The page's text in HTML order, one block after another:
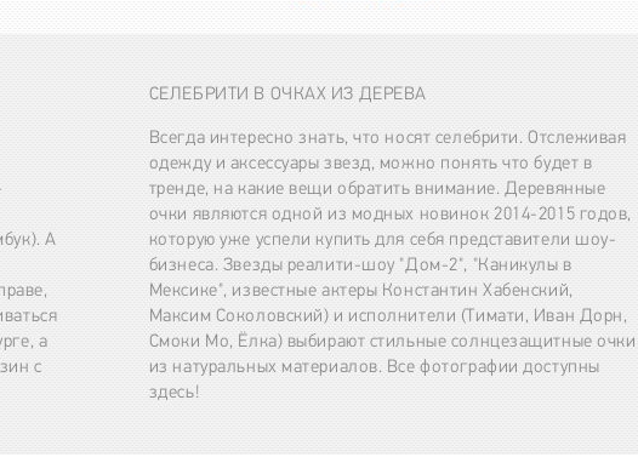
А
а
с
СЕЛЕБРИТИ В ОЧКАХ ИЗ ДЕРЕВА
Всегда интересно знать, что носят селебрити. Отслеживая
одежду и аксессуары звезд, можно понять что будет в
тренде, на какие вещи обратить внимание. Деревянные
очки являются одной из модных новинок 2014-2015 годов,
которую уже успели купить для себя представители шоу-
бизнеса. Звезды реалити-шоу "Дом-2", "Каникулы в
Мексике", известные актеры Константин Хабенский,
Максим Соколовский) и исполнители (Тимати, Иван Дорн,
Смоки Мо, Ёлка) выбирают стильные солнцезащитные очки
из натуральных материалов. Все фотографии доступны
здесь!